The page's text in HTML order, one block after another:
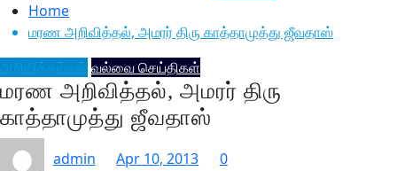
Home
மரண அறிவித்தல், அமரர் திரு காத்தாமுத்து ஜீவதாஸ்
வல்வை செய்திகள்
மரண அறிவித்தல், அமரர் திரு
காத்தாமுத்து ஜீவதாஸ்
admin Apr 10, 2013 0